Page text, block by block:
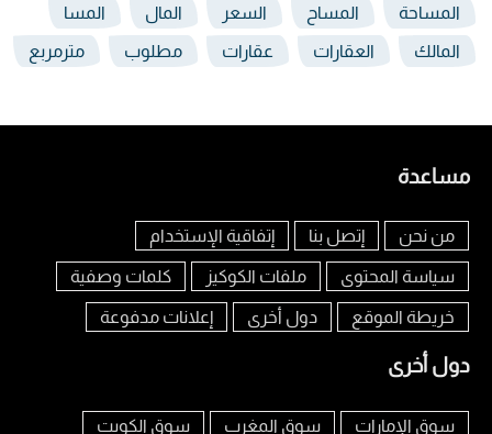
المساحة المساح السعر المال المسا
المالك العقارات عقارات مطلوب مترمربع
مساعدة
من نحن إتصل بنا إتفاقية الإستخدام
سياسة المحتوى ملفات الكوكيز كلمات وصفية
خريطة الموقع دول أخرى إعلانات مدفوعة
دول أخرى
سوق الإمارات سوق المغرب سوق الكويت